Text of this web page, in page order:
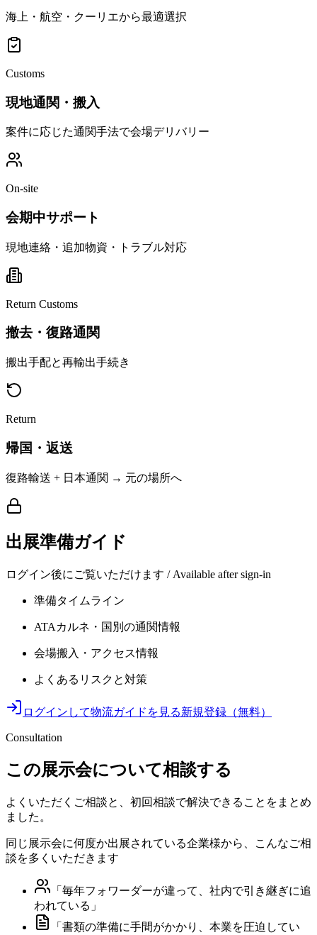
海上・航空・クーリエから最適選択
Customs
現地通関・搬入
案件に応じた通関手法で会場デリバリー
On-site
会期中サポート
現地連絡・追加物資・トラブル対応
Return Customs
撤去・復路通関
搬出手配と再輸出手続き
Return
帰国・返送
復路輸送 + 日本通関 → 元の場所へ
出展準備ガイド
ログイン後にご覧いただけます / Available after sign-in
準備タイムライン
ATAカルネ・国別の通関情報
会場搬入・アクセス情報
よくあるリスクと対策
ログインして物流ガイドを見る新規登録（無料）
Consultation
この展示会について相談する
よくいただくご相談と、初回相談で解決できることをまとめ
ました。
同じ展示会に何度か出展されている企業様から、こんなご相
談を多くいただきます
「 毎年フォワーダーが違って、社内で引き継ぎに追
われている 」
「 書類の準備に手間がかかり、本業を圧迫してい